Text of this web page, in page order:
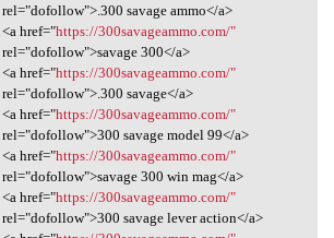
rel="dofollow">.300 savage ammo</a>
<a href="https://300savageammo.com/"
rel="dofollow">savage 300</a>
<a href="https://300savageammo.com/"
rel="dofollow">.300 savage</a>
<a href="https://300savageammo.com/"
rel="dofollow">300 savage model 99</a>
<a href="https://300savageammo.com/"
rel="dofollow">savage 300 win mag</a>
<a href="https://300savageammo.com/"
rel="dofollow">300 savage lever action</a>